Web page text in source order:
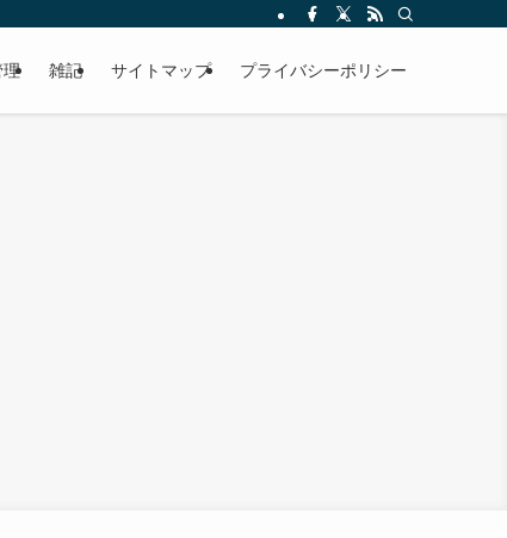
理 雑記 サイトマップ プライバシーポリシー